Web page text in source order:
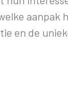
aanpak
en de